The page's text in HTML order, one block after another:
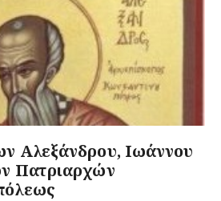
Αλεξάνδρου, Ιωάννου
Πατριαρχών